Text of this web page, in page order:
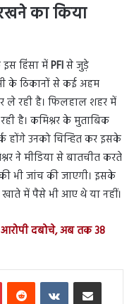
का किया
हिंसा मेंPFIसे जुड़े
के ठिकानों से कई अहम
ले रही है। फिलहाल शहर में
है। कमिश्नर के मुताबिक
होंगे उनको चिन्हित कर इसके
ने मीडिया से बातचीत करते
भी जांच की जाएगी। इसके
में पैसे भी आए थे या नहीं।
दबोचे, अब तक 38
PinterestReddit VKontakteShare via Email